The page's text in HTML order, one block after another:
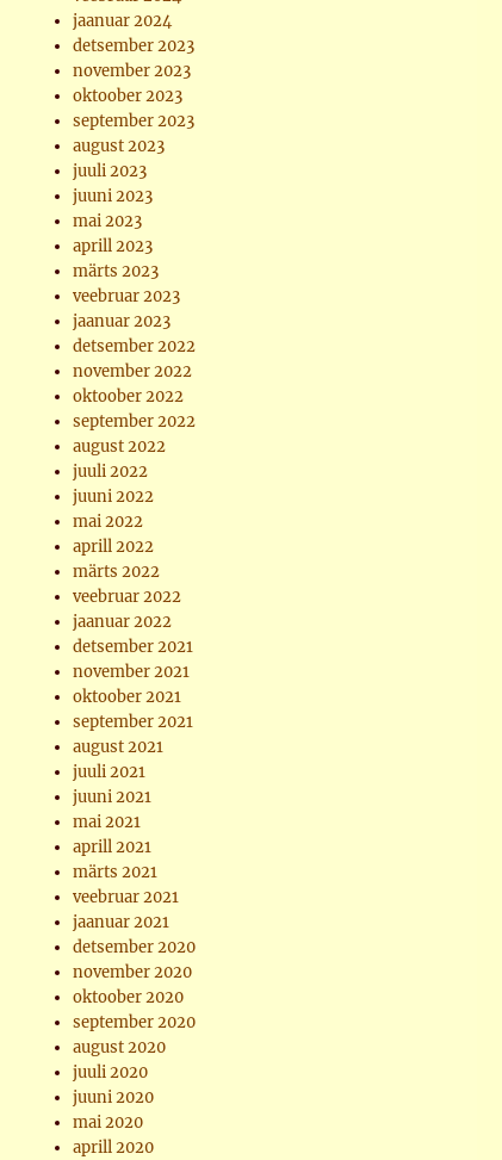
jaanuar 2024
detsember 2023
november 2023
oktoober 2023
september 2023
august 2023
juuli 2023
juuni 2023
mai 2023
aprill 2023
märts 2023
veebruar 2023
jaanuar 2023
detsember 2022
november 2022
oktoober 2022
september 2022
august 2022
juuli 2022
juuni 2022
mai 2022
aprill 2022
märts 2022
veebruar 2022
jaanuar 2022
detsember 2021
november 2021
oktoober 2021
september 2021
august 2021
juuli 2021
juuni 2021
mai 2021
aprill 2021
märts 2021
veebruar 2021
jaanuar 2021
detsember 2020
november 2020
oktoober 2020
september 2020
august 2020
juuli 2020
juuni 2020
mai 2020
aprill 2020